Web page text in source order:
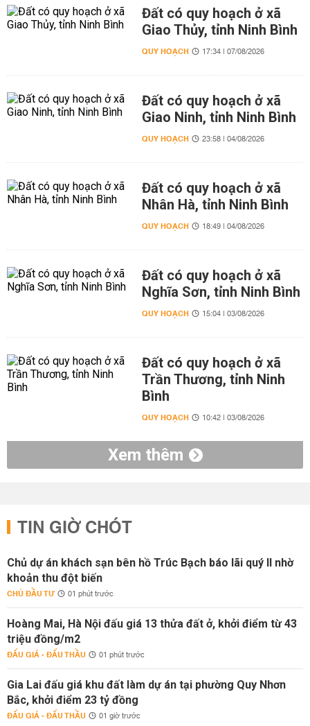
Đất có quy hoạch ở xã
Giao Thủy, tỉnh Ninh Bình
QUY HOẠCH 17:34 | 07/08/2026
Đất có quy hoạch ở xã
Giao Ninh, tỉnh Ninh Bình
QUY HOẠCH 23:58 | 04/08/2026
Đất có quy hoạch ở xã
Nhân Hà, tỉnh Ninh Bình
QUY HOẠCH 18:49 | 04/08/2026
Đất có quy hoạch ở xã
Nghĩa Sơn, tỉnh Ninh Bình
QUY HOẠCH 15:04 | 03/08/2026
Đất có quy hoạch ở xã
Trần Thương, tỉnh Ninh
Bình
QUY HOẠCH 10:42 | 03/08/2026
Xem thêm
TIN GIỜ CHÓT
Chủ dự án khách sạn bên hồ Trúc Bạch báo lãi quý II nhờ
khoản thu đột biến
CHỦ ĐẦU TƯ 01 phút trước
Hoàng Mai, Hà Nội đấu giá 13 thửa đất ở, khởi điểm từ 43
triệu đồng/m2
ĐẤU GIÁ - ĐẤU THẦU 01 phút trước
Gia Lai đấu giá khu đất làm dự án tại phường Quy Nhơn
Bắc, khởi điểm 23 tỷ đồng
ĐẤU GIÁ - ĐẤU THẦU 01 giờ trước